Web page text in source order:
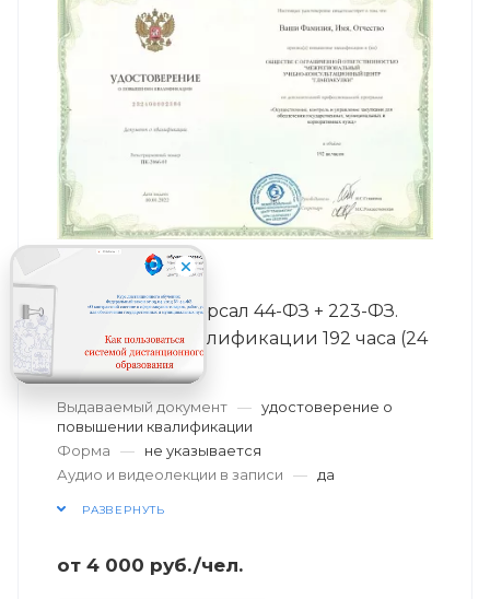
МУКЦ-44-223-192
Заказчик-Универсал 44-ФЗ + 223-ФЗ.
Повышение квалификации 192 часа (24
Выдаваемый документ — удостоверение о
повышении квалификации
Форма
—
не указывается
Аудио и видеолекции в записи
— да
РАЗВЕРНУТЬ
от 4 000 руб./чел.